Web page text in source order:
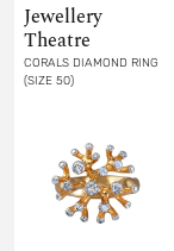
Jewellery
Theatre
CORALS DIAMOND RING
(SIZE 50)